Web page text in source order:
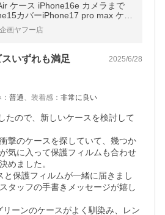
ケース iPhone16e カメラまで
カバーiPhone17 pro max ケー
3ケース耐衝撃 13 スマホケース
ース iPhone12 pro
画ヤフー店
いずれも満足 2025/6/28
： 普通、 装着感 ： 非常に良い
たので、新しいケースを検討して
撃のケースを探していて、幾つか
気に入って保護フィルムも合わせ
めました。
と保護フィルムが一緒に届きまし
タッフの手書きメッセージが嬉し
ーンのケースがよく馴染み、レン